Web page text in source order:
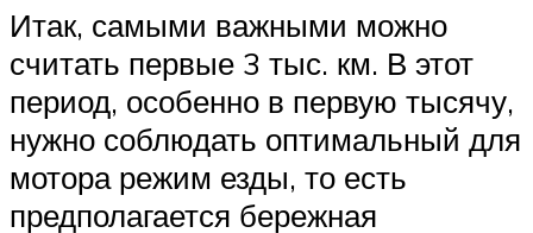
Итак, самыми важными можно
считать первые 3 тыс. км. В этот
период, особенно в первую тысячу,
нужно соблюдать оптимальный для
мотора режим езды, то есть
предполагается бережная